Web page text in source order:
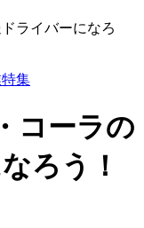
ライバーになろ
集
コーラの
ろう！